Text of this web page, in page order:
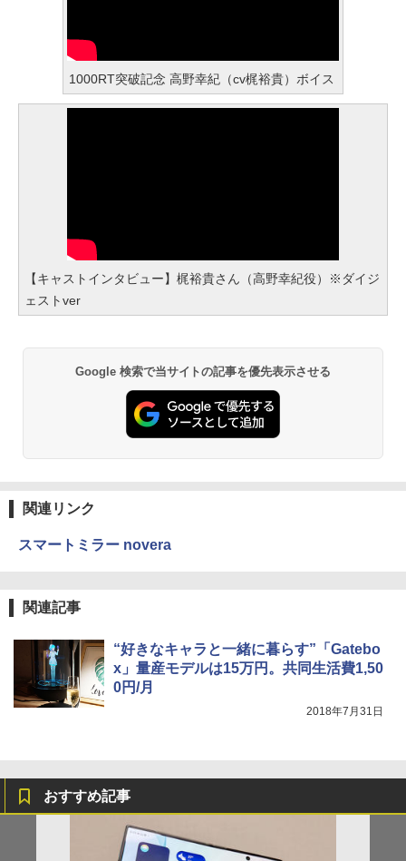
1000RT突破記念 高野幸紀（cv梶裕貴）ボイス
【キャストインタビュー】梶裕貴さん（高野幸紀役）※ダイジ
ェストver
Google 検索で当サイトの記事を優先表示させる
関連リンク
スマートミラー novera
関連記事
“好きなキャラと一緒に暮らす”「Gatebo
x」量産モデルは15万円。共同生活費1,50
0円/月
2018年7月31日
おすすめ記事